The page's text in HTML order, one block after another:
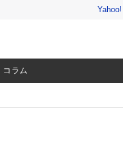
コラム